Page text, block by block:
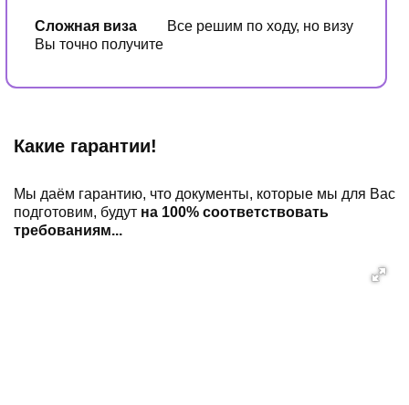
Сложная виза
Все решим по ходу, но визу
Вы точно получите
Какие гарантии!
Мы даём гарантию, что документы, которые мы для Вас
подготовим, будут на 100% соответствовать
требованиям...